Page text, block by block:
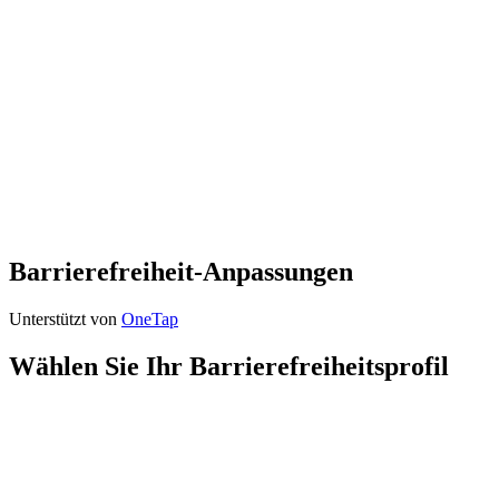
Barrierefreiheit-Anpassungen
Unterstützt von OneTap
Wählen Sie Ihr Barrierefreiheitsprofil